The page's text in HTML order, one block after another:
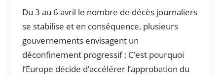
Du 3 au 6 avril le nombre de décès journaliers
se stabilise et en conséquence, plusieurs
gouvernements envisagent un
déconfinement progressif ; C’est pourquoi
l’Europe décide d’accélérer l’approbation du